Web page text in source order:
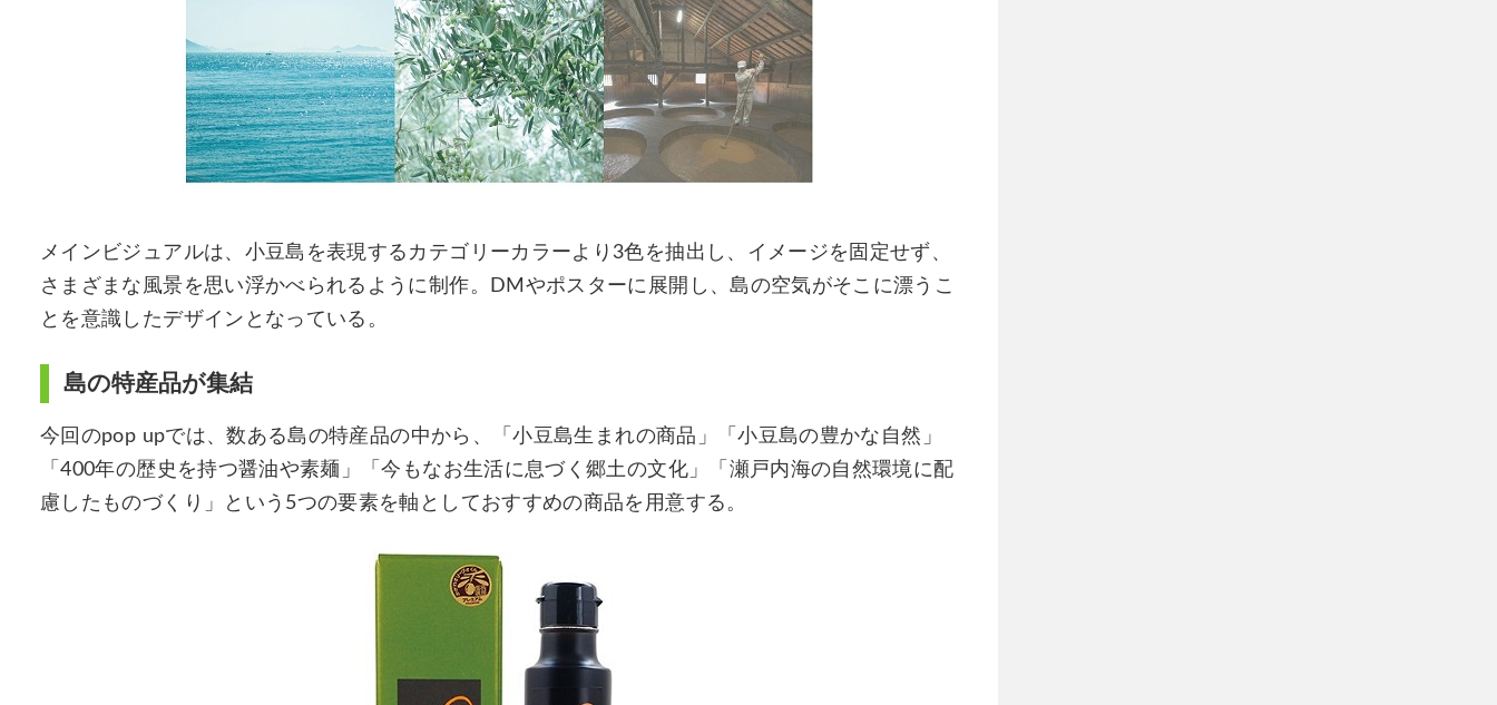
メインビジュアルは、小豆島を表現するカテゴリーカラーより3色を抽出し、イメージを固定せず、
さまざまな風景を思い浮かべられるように制作。DMやポスターに展開し、島の空気がそこに漂うこ
とを意識したデザインとなっている。
島の特産品が集結
今回のpop upでは、数ある島の特産品の中から、「小豆島生まれの商品」「小豆島の豊かな自然」
「400年の歴史を持つ醤油や素麺」「今もなお生活に息づく郷土の文化」「瀬戸内海の自然環境に配
慮したものづくり」という5つの要素を軸としておすすめの商品を用意する。